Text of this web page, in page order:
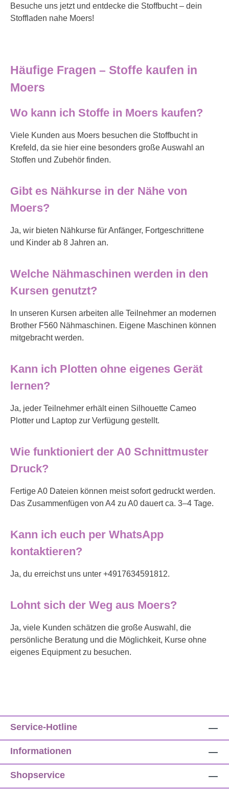
Besuche uns jetzt und entdecke die Stoffbucht – dein
Stoffladen nahe Moers!
Häufige Fragen – Stoffe kaufen in
Moers
Wo kann ich Stoffe in Moers kaufen?
Viele Kunden aus Moers besuchen die Stoffbucht in
Krefeld, da sie hier eine besonders große Auswahl an
Stoffen und Zubehör finden.
Gibt es Nähkurse in der Nähe von
Moers?
Ja, wir bieten Nähkurse für Anfänger, Fortgeschrittene
und Kinder ab 8 Jahren an.
Welche Nähmaschinen werden in den
Kursen genutzt?
In unseren Kursen arbeiten alle Teilnehmer an modernen
Brother F560 Nähmaschinen. Eigene Maschinen können
mitgebracht werden.
Kann ich Plotten ohne eigenes Gerät
lernen?
Ja, jeder Teilnehmer erhält einen Silhouette Cameo
Plotter und Laptop zur Verfügung gestellt.
Wie funktioniert der A0 Schnittmuster
Druck?
Fertige A0 Dateien können meist sofort gedruckt werden.
Das Zusammenfügen von A4 zu A0 dauert ca. 3–4 Tage.
Kann ich euch per WhatsApp
kontaktieren?
Ja, du erreichst uns unter +4917634591812.
Lohnt sich der Weg aus Moers?
Ja, viele Kunden schätzen die große Auswahl, die
persönliche Beratung und die Möglichkeit, Kurse ohne
eigenes Equipment zu besuchen.
Service-Hotline
Informationen
Shopservice